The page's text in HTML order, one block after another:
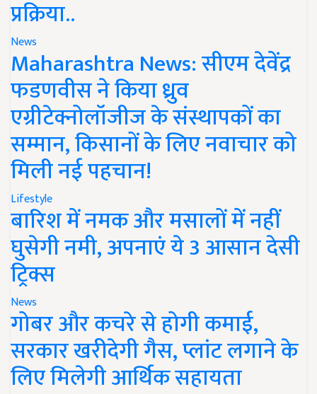
प्रक्रिया..
News
Maharashtra News: सीएम देवेंद्र
फडणवीस ने किया ध्रुव
एग्रीटेक्नोलॉजीज के संस्थापकों का
सम्मान, किसानों के लिए नवाचार को
मिली नई पहचान!
Lifestyle
बारिश में नमक और मसालों में नहीं
घुसेगी नमी, अपनाएं ये 3 आसान देसी
ट्रिक्स
News
गोबर और कचरे से होगी कमाई,
सरकार खरीदेगी गैस, प्लांट लगाने के
लिए मिलेगी आर्थिक सहायता